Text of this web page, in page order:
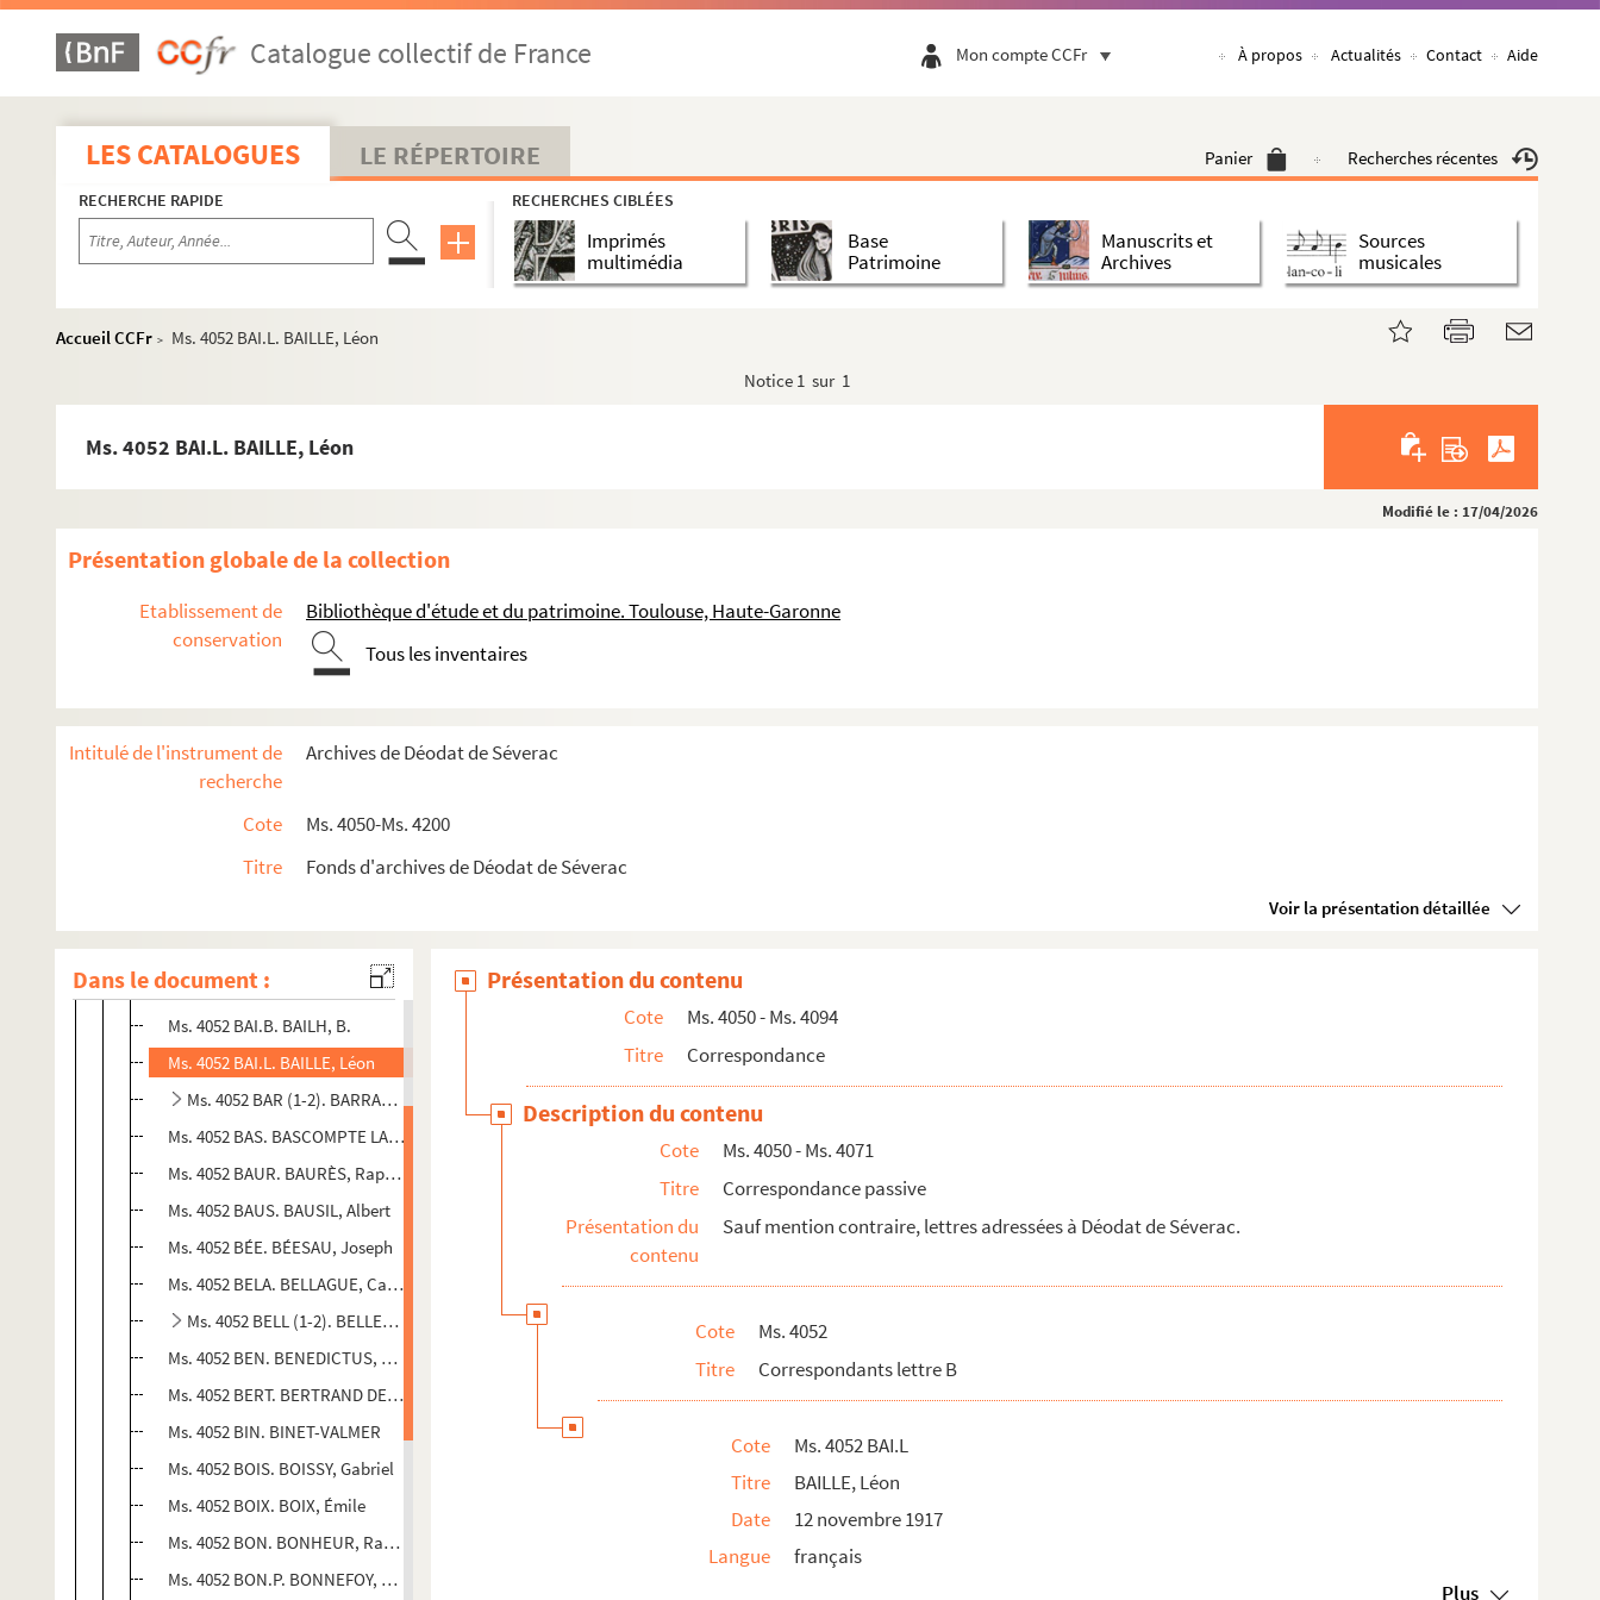
Catalogue collectif de France Mon compte CCFr À propos Actualités Contact Aide
LES CATALOGUES LE RÉPERTOIRE Panier Recherches récentes
RECHERCHE RAPIDE RECHERCHES CIBLÉES
Imprimés
multimédia
Base
Patrimoine
Manuscrits et
Archives
Sources
musicales
Accueil CCFr >
Ms. 4052 BAI.L. BAILLE, Léon
Notice 1 sur 1
Ms. 4052 BAI.L. BAILLE, Léon
Modifié le : 17/04/2026
Présentation globale de la collection
Etablissement de
conservation
Bibliothèque d'étude et du patrimoine. Toulouse, Haute-Garonne
Tous les inventaires
Intitulé de l'instrument de
recherche
Archives de Déodat de Séverac
Cote
Ms. 4050-Ms. 4200
Titre
Fonds d'archives de Déodat de Séverac
Voir la présentation détaillée
Dans le document :
Ms. 4050 - Ms. 4094. Correspondance
Ms. 4050 - Ms. 4071. Correspondance passive
Ms. 4050. Correspondances anonymes
Ms. 4051. Correspondants lettre A
Ms. 4052 BAB (1-2). BABAÏAN, Marguerite
Ms. 4052 BAG. BAGÈS, Maurice
Ms. 4052 BAI.B. BAILH, B.
Ms. 4052 BAI.L. BAILLE, Léon
Ms. 4052 BAR (1-2). BARRAQUÉ, J.
Ms. 4052 BAS. BASCOMPTE LARANAL, François
Ms. 4052 BAUR. BAURÈS, Raphaël
Ms. 4052 BAUS. BAUSIL, Albert
Ms. 4052 BÉE. BÉESAU, Joseph
Ms. 4052 BELA. BELLAGUE, Camille
Ms. 4052 BELL (1-2). BELLET, Charles
Ms. 4052 BEN. BENEDICTUS, Edouard
Ms. 4052 BERT. BERTRAND DE BALANDA, H.
Ms. 4052 BIN. BINET-VALMER
Ms. 4052 BOIS. BOISSY, Gabriel
Ms. 4052 BOIX. BOIX, Émile
Ms. 4052 BON. BONHEUR, Raymond
Ms. 4052 BON.P. BONNEFOY, Paul (de)
Présentation du contenu
Cote
Ms. 4050 - Ms. 4094
Titre
Correspondance
Description du contenu
Cote
Ms. 4050 - Ms. 4071
Titre
Correspondance passive
Présentation du
contenu
Sauf mention contraire, lettres adressées à Déodat de Séverac.
Cote
Ms. 4052
Titre
Correspondants lettre B
Cote
Ms. 4052 BAI.L
Titre
BAILLE, Léon
Date
12 novembre 1917
Langue
français
Plus